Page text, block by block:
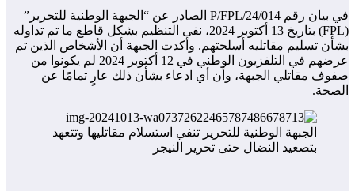
في بيان رقم 014/P/FPL/24 الصادر عن “الجبهة الوطنية للتحرير”
(FPL) بتاريخ 13 أكتوبر 2024، نفى التنظيم بشكل قاطع ما تم تداوله
بشأن تسليم مقاتليه أسلحتهم. وأكدت الجبهة أن الأشخاص الذين تم
عرضهم في التلفزيون الوطني في 12 أكتوبر 2024 لم يكونوا من
صفوف مقاتلي الجبهة، وأن أي ادعاء بشأن ذلك عارٍ تمامًا عن
الصحة.